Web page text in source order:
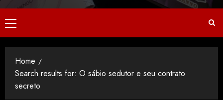
Home
Search results for: O sábio sedutor e seu contrato
secreto